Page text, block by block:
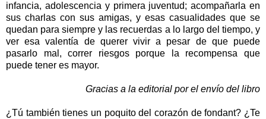
infancia, adolescencia y primera juventud; acompañarla en
sus charlas con sus amigas, y esas casualidades que se
quedan para siempre y las recuerdas a lo largo del tiempo, y
ver esa valentía de querer vivir a pesar de que puede
pasarlo mal, correr riesgos porque la recompensa que
puede tener es mayor.
Gracias a la editorial por el envío del libro
¿Tú también tienes un poquito del corazón de fondant? ¿Te